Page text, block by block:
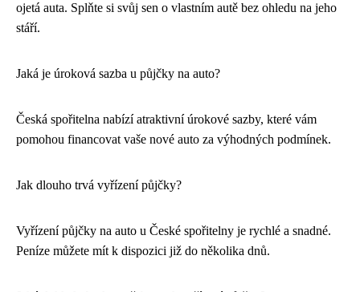
ojetá auta. Splňte si svůj sen o vlastním autě bez ohledu na jeho
stáří.
Jaká je úroková sazba u půjčky na auto?
Česká spořitelna nabízí atraktivní úrokové sazby, které vám
pomohou financovat vaše nové auto za výhodných podmínek.
Jak dlouho trvá vyřízení půjčky?
Vyřízení půjčky na auto u České spořitelny je rychlé a snadné.
Peníze můžete mít k dispozici již do několika dnů.